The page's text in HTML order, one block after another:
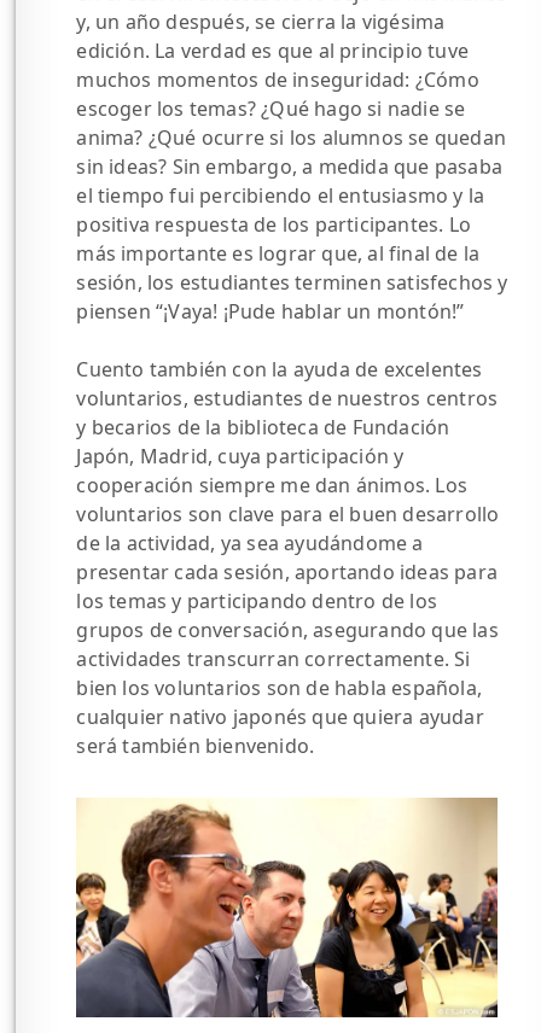
y, un año después, se cierra la vigésima
edición. La verdad es que al principio tuve
muchos momentos de inseguridad: ¿Cómo
escoger los temas? ¿Qué hago si nadie se
anima? ¿Qué ocurre si los alumnos se quedan
sin ideas? Sin embargo, a medida que pasaba
el tiempo fui percibiendo el entusiasmo y la
positiva respuesta de los participantes. Lo
más importante es lograr que, al final de la
sesión, los estudiantes terminen satisfechos y
piensen “¡Vaya! ¡Pude hablar un montón!”
Cuento también con la ayuda de excelentes
voluntarios, estudiantes de nuestros centros
y becarios de la biblioteca de Fundación
Japón, Madrid, cuya participación y
cooperación siempre me dan ánimos. Los
voluntarios son clave para el buen desarrollo
de la actividad, ya sea ayudándome a
presentar cada sesión, aportando ideas para
los temas y participando dentro de los
grupos de conversación, asegurando que las
actividades transcurran correctamente. Si
bien los voluntarios son de habla española,
cualquier nativo japonés que quiera ayudar
será también bienvenido.